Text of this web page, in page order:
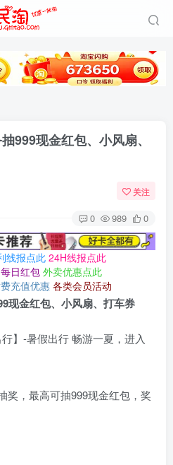
999现金红包、小风扇、
关注
0 989 0
线报点此 24H线报点此
日红包 外卖优惠点此
充值优惠 各类会员活动
现金红包、小风扇、打车券
】-暑假出行 畅游一夏，进入
奖，最高可抽999现金红包，奖